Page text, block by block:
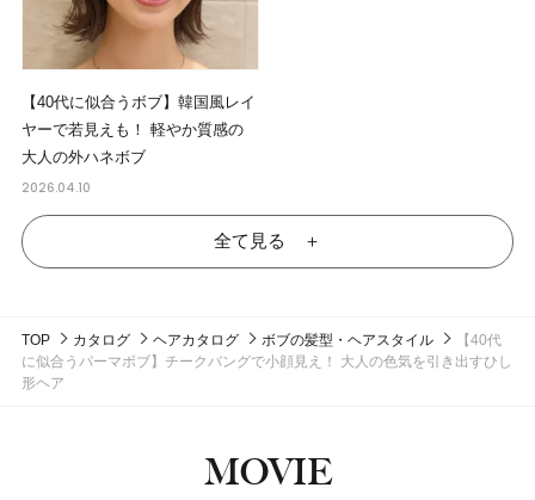
【40代に似合うボブ】韓国風レイ
ヤーで若見えも！ 軽やか質感の
大人の外ハネボブ
2026.04.10
全て見る ＋
TOP カタログ ヘアカタログ ボブの髪型・ヘアスタイル
【40代
に似合うパーマボブ】チークバングで小顔見え！ 大人の色気を引き出すひし
形ヘア
MOVIE